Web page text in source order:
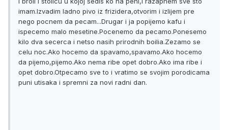
imam.Izvadim ladno pivo iz frizidera,otvorim i izlijem pre
nego pocnem da pecam...Drugar i ja popijemo kafu i
ispecemo malo mesetine.Pocenemo da pecamo.Ponesemo
kilo dva secerca i netso nasih prirodnih boilia.Zezamo se
celu noc.Ako hocemo da spavamo,spavamo.Ako hocemo
da pijemo,pijemo.Ako nema ribe opet dobro.Ako ima ribe i
opet dobro.Otpecamo sve to i vratimo se svojim porodicama
puni utisaka i spremni za novi radni dan.